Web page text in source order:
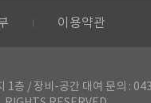
이용약관
1층 / 장비-공간 대여 문